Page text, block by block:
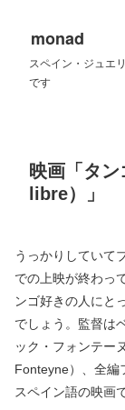
monad
スペイン・ジュエ
です
映画「タ
libre）」
うっかりしていて
での上映が終わっ
ンゴ好きの人にと
でしょう。監督は
ック・フォンテー
Fonteyne）、全編
スペイン語の映画